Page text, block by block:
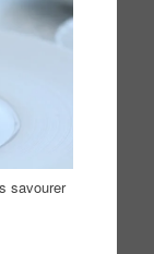
savourer